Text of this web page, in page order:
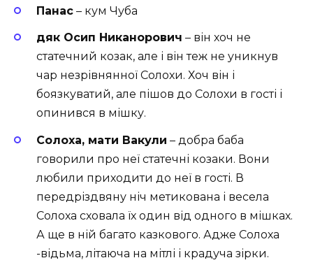
Панас – кум Чуба
дяк Осип Никанорович – він хоч не
статечний козак, але і він теж не уникнув
чар незрівнянної Солохи. Хоч він і
боязкуватий, але пішов до Солохи в гості і
опинився в мішку.
Солоха, мати Вакули – добра баба
говорили про неї статечні козаки. Вони
любили приходити до неї в гості. В
передріздвяну ніч метикована і весела
Солоха сховала їх один від одного в мішках.
А ще в ній багато казкового. Адже Солоха
-відьма, літаюча на мітлі і крадуча зірки.